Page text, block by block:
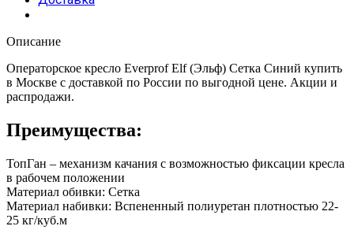
Описание
Операторское кресло Everprof Elf (Эльф) Сетка Синий купить
в Москве с доставкой по России по выгодной цене. Акции и
распродажи.
Преимущества:
ТопГан – механизм качания с возможностью фиксации кресла
в рабочем положении
Материал обивки: Сетка
Материал набивки: Вспененный полиуретан плотностью 22-
25 кг/куб.м